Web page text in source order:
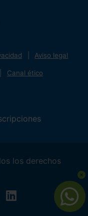
Aviso legal
Canal ético
los derechos